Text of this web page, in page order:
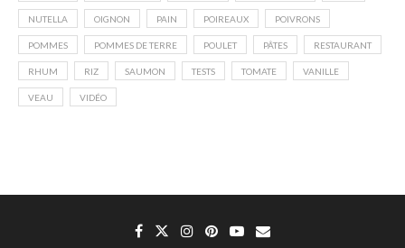
NUTELLA OIGNON PAIN POIREAUX POIVRONS
POMMES POMMES DE TERRE POULET PÂTES RESTAURANT
RHUM RIZ SAUMON TESTS TOMATE VANILLE
VEAU VIDÉO